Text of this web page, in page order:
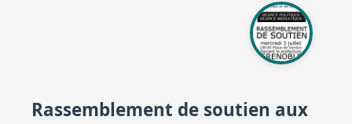
Rassemblement de soutien aux